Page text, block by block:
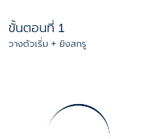
ขั้นตอนที่ 1
วางตัวเริ่ม + ยิงสกรู